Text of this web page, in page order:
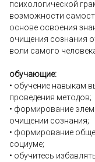
психологической
возможности
основе освоения
очищения сознания
воли самого
обучающие:
• обучение навыкам
проведения методов;
• формирование
очищении сознания;
• формирование
социуме;
• обучитесь